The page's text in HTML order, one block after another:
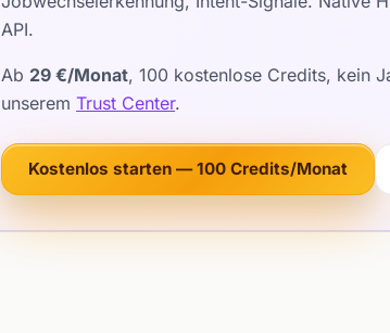
API.
Ab 29 €/Monat, 100 kostenlose Credits, kein
unserem Trust Center.
Kostenlos starten — 100 Credits/Monat